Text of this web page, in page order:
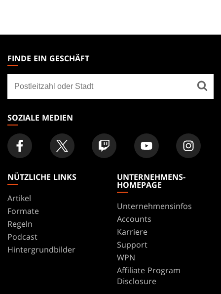
THE
GATHERING
FOOTER
FINDE EIN GESCHÄFT
ein
Geschäft
SOZIALE MEDIEN
NÜTZLICHE LINKS
Artikel
Formate
Regeln
Podcast
Hintergrundbilder
UNTERNEHMENS-
HOMEPAGE
Unternehmensinfos
Accounts
Karriere
Support
WPN
Affiliate Program
Disclosure